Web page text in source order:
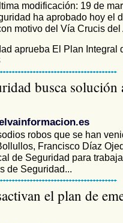
modificación: 19 de
ha aprobado hoy el
motivo del Vía Crucis del
aprueba El Plan Integral
busca solución
robos que se han
Francisco Díaz
de Seguridad para
de Seguridad...
el plan de